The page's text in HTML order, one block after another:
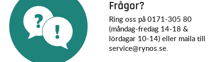
Frågor?
Ring oss på 0171-305 80
(måndag-fredag 14-18 &
lördagar 10-14) eller maila till
service@rynos.se.